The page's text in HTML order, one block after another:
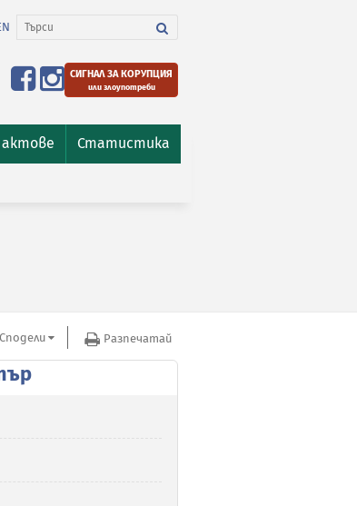
СИГНАЛ ЗА КОРУПЦИЯ
или злоупотреби
Статистика
Сподели Разпечатай